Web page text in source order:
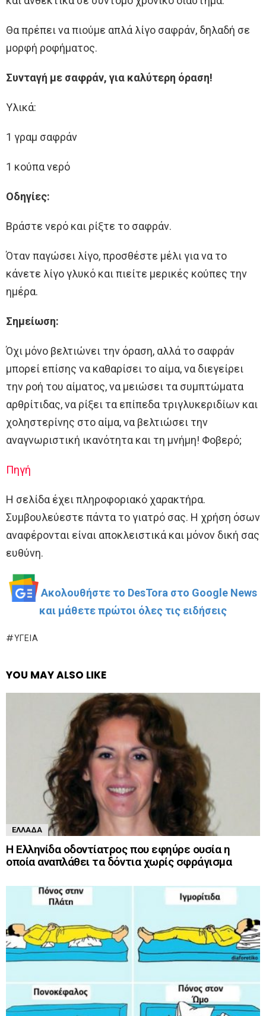
Θα πρέπει να πιούμε απλά λίγο σαφράν, δηλαδή σε
μορφή ροφήματος.
Συνταγή με σαφράν, για καλύτερη όραση!
Υλικά:
1 γραμ σαφράν
1 κούπα νερό
Οδηγίες:
Βράστε νερό και ρίξτε το σαφράν.
Όταν παγώσει λίγο, προσθέστε μέλι για να το
κάνετε λίγο γλυκό και πιείτε μερικές κούπες την
ημέρα.
Σημείωση:
Όχι μόνο βελτιώνει την όραση, αλλά το σαφράν
μπορεί επίσης να καθαρίσει το αίμα, να διεγείρει
την ροή του αίματος, να μειώσει τα συμπτώματα
αρθρίτιδας, να ρίξει τα επίπεδα τριγλυκεριδίων και
χοληστερίνης στο αίμα, να βελτιώσει την
αναγνωριστική ικανότητα και τη μνήμη! Φοβερό;
Πηγή
Η σελίδα έχει πληροφοριακό χαρακτήρα.
Συμβουλεύεστε πάντα το γιατρό σας. Η χρήση όσων
αναφέρονται είναι αποκλειστικά και μόνον δική σας
ευθύνη.
Ακολουθήστε το DesTora στο Google News
και μάθετε πρώτοι όλες τις ειδήσεις
ΥΓΕΊΑ
YOU MAY ALSO LIKE
ΕΛΛΆΔΑ
Η Ελληνίδα οδοντίατρος που εφηύρε ουσία η
οποία αναπλάθει τα δόντια χωρίς σφράγισμα